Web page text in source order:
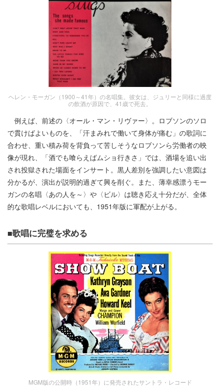
ヘレン・モーガン（1900～41年）の名唱集。彼女は、ジュリーと同様に過度
の飲酒が原因で、41歳で死去。
例えば、前述の〈オール・マン・リヴァー〉。ロブソンのソロ
で貫けばよいものを、「汗まみれで働いて身体が痛む」の歌詞に
合わせ、重い積み荷を背負って苦しそうなロブソンら労働者の映
像が現れ、「酒でも喰らえばムショ行きさ」では、酒場を追い出
され投獄された場面をインサート。黒人差別を強調したい意図は
分かるが、演出が説明的過ぎて興を削ぐ。また、薄幸感漂うモー
ガンの名唱〈あの人を～〉や〈ビル〉は聴き応え十分だが、全体
的な歌唱レベルにおいても、1951年版に軍配が上がる。
■歌唱に完璧を求める
MGM版の公開時（1951年）に発売されたサントラ・レコード